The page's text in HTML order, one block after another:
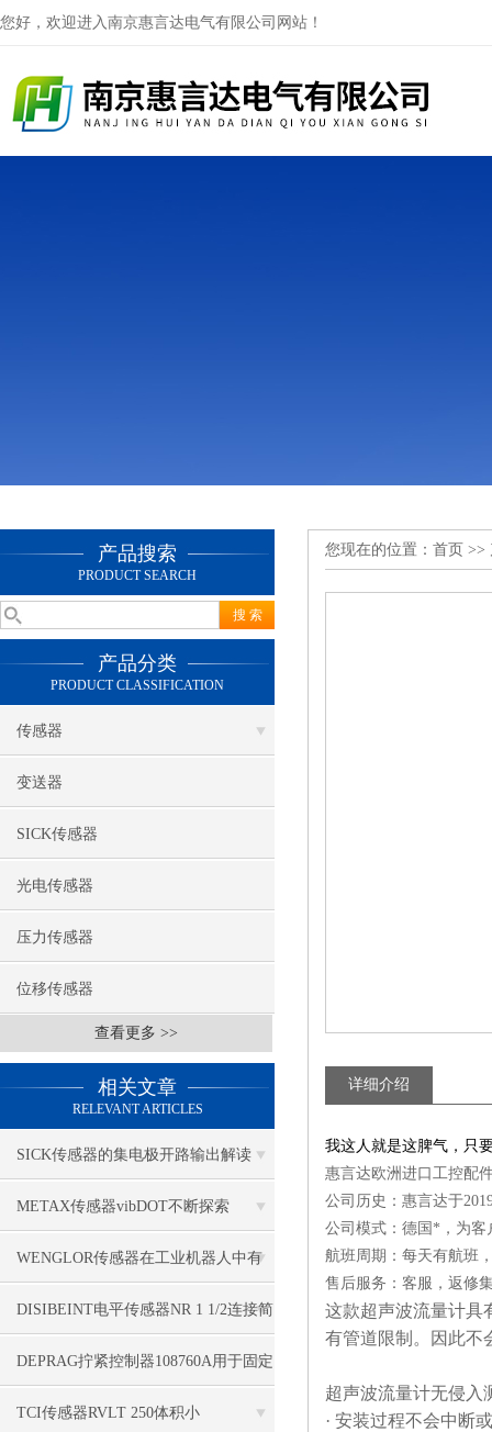
您好，欢迎进入南京惠言达电气有限公司网站！
产品搜索
PRODUCT SEARCH
产品分类
PRODUCT CLASSIFICATION
传感器
变送器
SICK传感器
光电传感器
压力传感器
位移传感器
查看更多 >>
相关文章
RELEVANT ARTICLES
SICK传感器的集电极开路输出解读
METAX传感器vibDOT不断探索
SGD185-1
WENGLOR传感器在工业机器人中有
哪些应用？
DISIBEINT电平传感器NR 1 1/2连接简
单
DEPRAG拧紧控制器108760A用于固定
应用
TCI传感器RVLT 250体积小
您现在的位置： 首页 >>
详细介绍
我这人就是这脾气，只
惠言达欧洲进口工控配
公司历史：惠言达于
公司模式：德国*，为客
航班周期：每天有航班
售后服务：客服，返修
这款超声波流量计具
有管道限制。因此不
超声波流量计无侵入
· 安装过程不会中断